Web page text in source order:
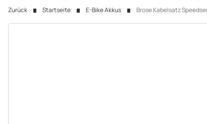
Zurück Startseite E-Bike Akkus Brose Kabelsatz